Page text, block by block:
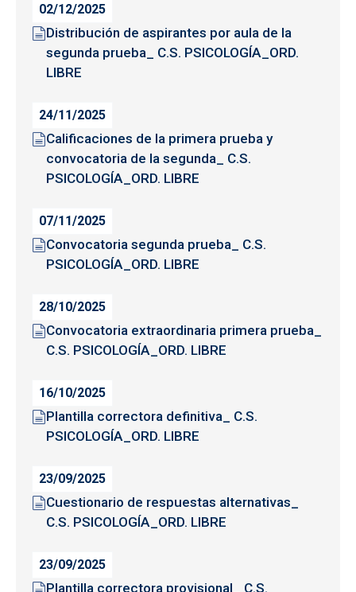
02/12/2025
Distribución de aspirantes por aula de la
segunda prueba_ C.S. PSICOLOGÍA_ORD.
LIBRE
24/11/2025
Calificaciones de la primera prueba y
convocatoria de la segunda_ C.S.
PSICOLOGÍA_ORD. LIBRE
07/11/2025
Convocatoria segunda prueba_ C.S.
PSICOLOGÍA_ORD. LIBRE
28/10/2025
Convocatoria extraordinaria primera prueba_
C.S. PSICOLOGÍA_ORD. LIBRE
16/10/2025
Plantilla correctora definitiva_ C.S.
PSICOLOGÍA_ORD. LIBRE
23/09/2025
Cuestionario de respuestas alternativas_
C.S. PSICOLOGÍA_ORD. LIBRE
23/09/2025
Plantilla correctora provisional_ C.S.